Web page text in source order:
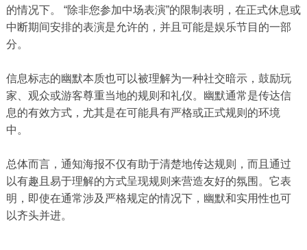
的情况下。 “除非您参加中场表演”的限制表明，在正式休息或
中断期间安排的表演是允许的，并且可能是娱乐节目的一部
分。
信息标志的幽默本质也可以被理解为一种社交暗示，鼓励玩
家、观众或游客尊重当地的规则和礼仪。幽默通常是传达信
息的有效方式，尤其是在可能具有严格或正式规则的环境
中。
总体而言，通知海报不仅有助于清楚地传达规则，而且通过
以有趣且易于理解的方式呈现规则来营造友好的氛围。它表
明，即使在通常涉及严格规定的情况下，幽默和实用性也可
以齐头并进。